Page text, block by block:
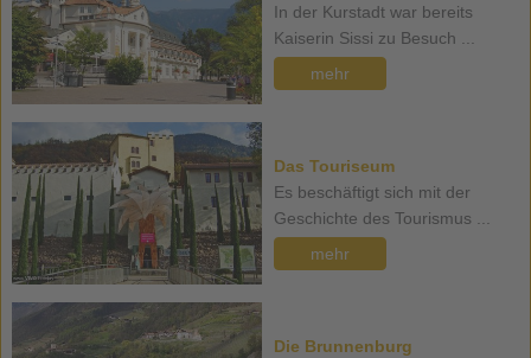
In der Kurstadt war bereits
Kaiserin Sissi zu Besuch ...
mehr
Das Touriseum
Es beschäftigt sich mit der
Geschichte des Tourismus ...
mehr
Die Brunnenburg